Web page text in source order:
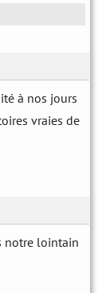
à nos jours
vraies de
notre lointain